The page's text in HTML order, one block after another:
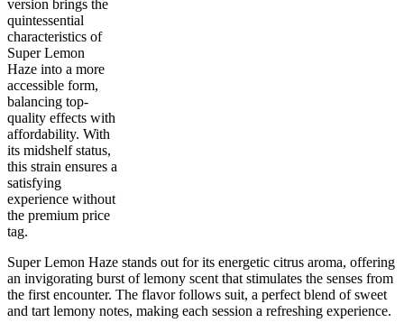
version brings the
quintessential
characteristics of
Super Lemon
Haze into a more
accessible form,
balancing top-
quality effects with
affordability. With
its midshelf status,
this strain ensures a
satisfying
experience without
the premium price
tag.
Super Lemon Haze stands out for its energetic citrus aroma, offering
an invigorating burst of lemony scent that stimulates the senses from
the first encounter. The flavor follows suit, a perfect blend of sweet
and tart lemony notes, making each session a refreshing experience.